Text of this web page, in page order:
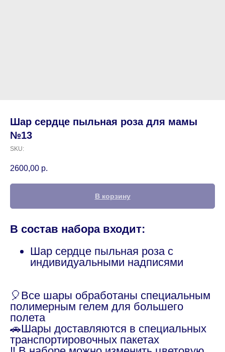
Шар сердце пыльная роза для мамы
№13
SKU:
2600,00 р.
В корзину
В состав набора входит:
Шар сердце пыльная роза с
индивидуальными надписями
🎈Все шары обработаны специальным
полимерным гелем для большего
полета
🚗Шары доставляются в специальных
транспортировочных пакетах